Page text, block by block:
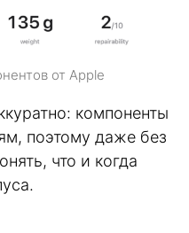
от Apple
компоненты
поэтому даже без
что и когда